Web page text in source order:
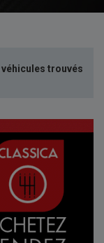
véhicules trouvés